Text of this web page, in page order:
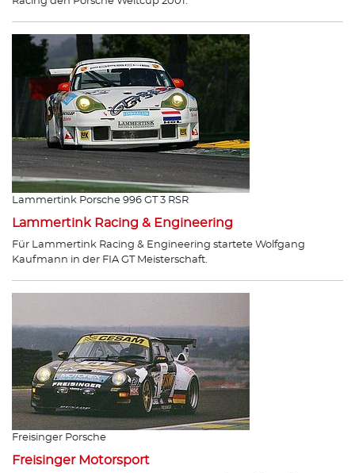
Lammertink Porsche 996 GT 3 RSR
Lammertink Racing & Engineering
Für Lammertink Racing & Engineering startete Wolfgang
Kaufmann in der FIA GT Meisterschaft.
Freisinger Porsche
Freisinger Motorsport